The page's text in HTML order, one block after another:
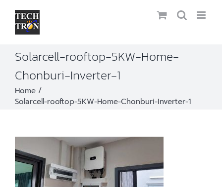
Skip
Solarcell-rooftop-5KW-Home-
Chonburi-Inverter-1
Home
Solarcell-rooftop-5KW-Home-Chonburi-Inverter-1